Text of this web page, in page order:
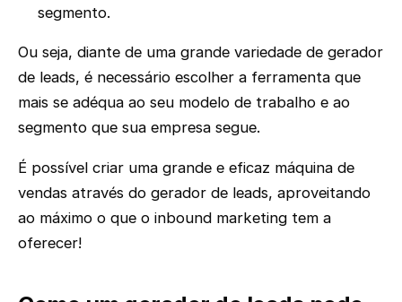
segmento.
Ou seja, diante de uma grande variedade de gerador
de leads, é necessário escolher a ferramenta que
mais se adéqua ao seu modelo de trabalho e ao
segmento que sua empresa segue.
É possível criar uma grande e eficaz máquina de
vendas através do gerador de leads, aproveitando
ao máximo o que o inbound marketing tem a
oferecer!